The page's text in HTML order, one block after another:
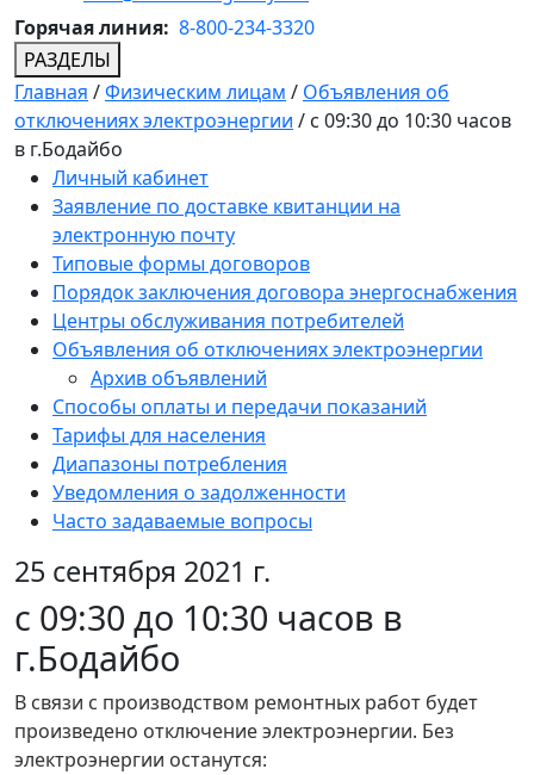
Горячая линия: 8-800-234-3320
РАЗДЕЛЫ
Главная /Физическим лицам / Объявления об
отключениях электроэнергии / с 09:30 до 10:30 часов
в г.Бодайбо
Личный кабинет
Заявление по доставке квитанции на
электронную почту
Типовые формы договоров
Порядок заключения договора энергоснабжения
Центры обслуживания потребителей
Объявления об отключениях электроэнергии
Архив объявлений
Способы оплаты и передачи показаний
Тарифы для населения
Диапазоны потребления
Уведомления о задолженности
Часто задаваемые вопросы
25 сентября 2021 г.
с 09:30 до 10:30 часов в
г.Бодайбо
В связи с производством ремонтных работ будет
произведено отключение электроэнергии. Без
электроэнергии останутся: